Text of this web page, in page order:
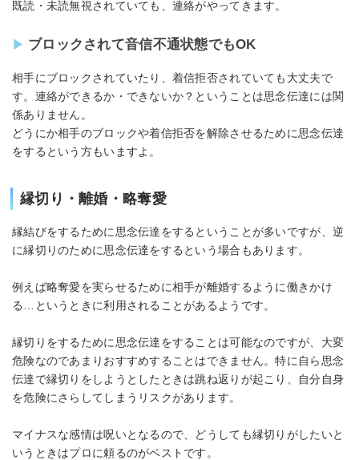
既読・未読無視されていても、連絡がやってきます。
ブロックされて音信不通状態でもOK
相手にブロックされていたり、着信拒否されていても大丈夫で
す。連絡ができるか・できないか？ということは思念伝達には関
係ありません。
どうにか相手のブロックや着信拒否を解除させるために思念伝達
をするという方もいますよ。
縁切り・離婚・略奪愛
縁結びをするために思念伝達をするということが多いですが、逆
に縁切りのために思念伝達をするという場合もあります。
例えば略奪愛を実らせるために相手が離婚するように働きかけ
る…というときに利用されることがあるようです。
縁切りをするために思念伝達をすることは可能なのですが、大変
危険なのであまりおすすめすることはできません。特に自ら思念
伝達で縁切りをしようとしたときは跳ね返りが起こり、自分自身
を危険にさらしてしまうリスクがあります。
マイナスな感情は呪いとなるので、どうしても縁切りがしたいと
いうときはプロに頼るのがベストです。